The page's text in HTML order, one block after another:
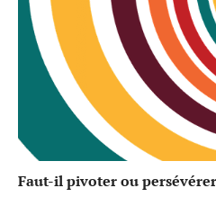
Faut-il pivoter ou